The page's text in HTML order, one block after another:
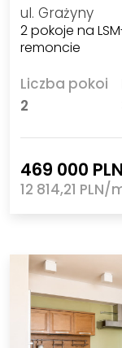
ul. Grażyny
2 pokoje na
remoncie
Liczba pokoi
2
469 000 PLN
12 814,21 PLN/